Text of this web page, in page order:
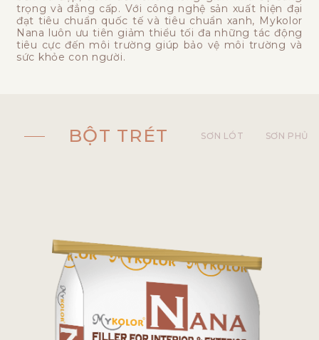
trọng và đẳng cấp. Với công nghệ sản xuất hiện đại
đạt tiêu chuẩn quốc tế và tiêu chuẩn xanh, Mykolor
Nana luôn ưu tiên giảm thiểu tối đa những tác động
tiêu cực đến môi trường giúp bảo vệ môi trường và
sức khỏe con người.
BỘT TRÉT SƠN LÓT SƠN PHỦ